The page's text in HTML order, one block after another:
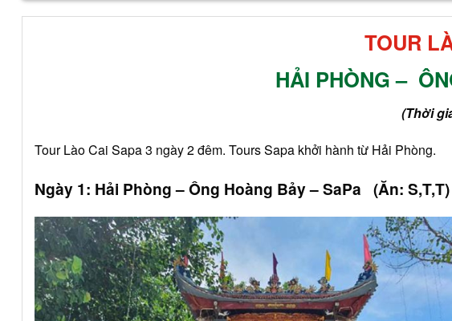
TOUR
HẢI PHÒNG –
(Thời
Tour Lào Cai Sapa 3 ngày 2 đêm. Tours Sapa khởi hành từ Hải Phòng.
Ngày 1: Hải Phòng – Ông Hoàng Bảy – SaPa (Ăn: S,T,T)